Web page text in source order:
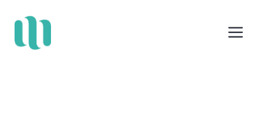
contenu